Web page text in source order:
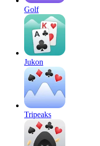
Golf
Jukon
Tripeaks